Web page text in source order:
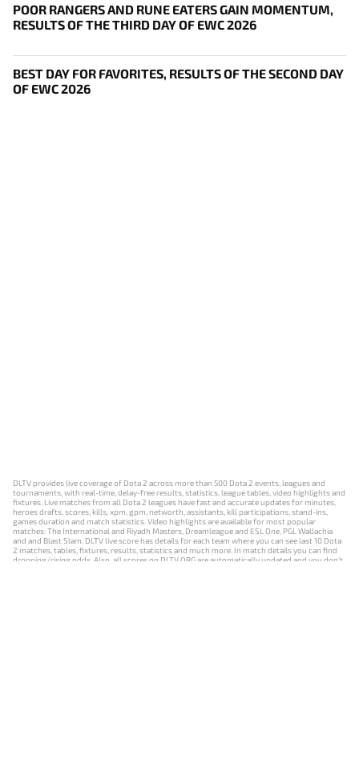
POOR RANGERS AND RUNE EATERS GAIN MOMENTUM,
RESULTS OF THE THIRD DAY OF EWC 2026
BEST DAY FOR FAVORITES, RESULTS OF THE SECOND DAY
OF EWC 2026
DLTV provides live coverage of Dota 2 across more than 500 Dota 2 events, leagues and
tournaments, with real-time, delay-free results, statistics, league tables, video highlights and
fixtures. Live matches from all Dota 2 leagues have fast and accurate updates for minutes,
heroes drafts, scores, kills, xpm, gpm, networth, assistants, kill participations, stand-ins,
games duration and match statistics. Video highlights are available for most popular
matches: The International and Riyadh Masters, Dreamleague and ESL One, PGL Wallachia
and and Blast Slam. DLTV live score has details for each team where you can see last 10 Dota
2 matches, tables, fixtures, results, statistics and much more. In match details you can find
dropping/rising odds. Also, all scores on DLTV.ORG are automatically updated and you don't